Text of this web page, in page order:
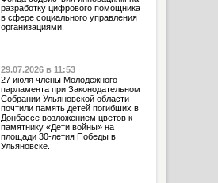
разработку цифрового помощника
в сфере социального управления
организациями.
29.07.2026 в 11:53
27 июля члены Молодежного
парламента при Законодательном
Собрании Ульяновской области
почтили память детей погибших в
Донбассе возложением цветов к
памятнику «Дети войны» на
площади 30-летия Победы в
Ульяновске.